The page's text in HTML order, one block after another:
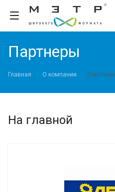
Партнеры
Главная О компании Партнеры
На главной